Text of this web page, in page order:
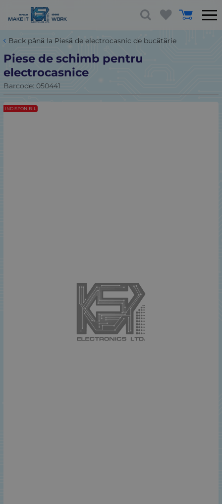
Back până la Piesă de electrocasnic de bucătărie
Piese de schimb pentru
electrocasnice
Barcode: 050441
INDISPONIBIL